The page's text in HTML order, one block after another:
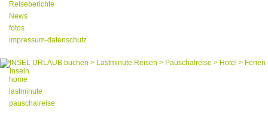
Reiseberichte
News
fotos
impressum-datenschutz
home
lastminute
pauschalreise